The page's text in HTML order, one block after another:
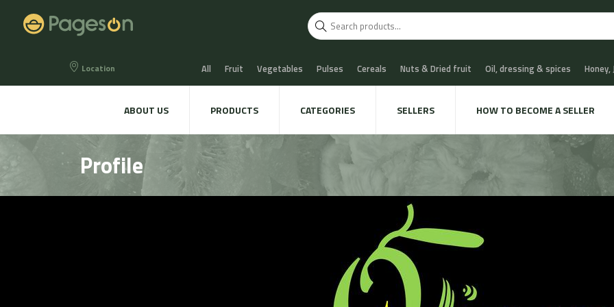
Location All Fruit Vegetables Pulses Cereals Nuts & Dried fruit Oil, dressing & spices
Eggs Bread, Snaks & Biscuits Chocolate & Sweets Milk & Cheese Coffee & Tea Water,
Beers & Liquors Take away
Hygiene & cosmetics Textile & decoration
ABOUT US PRODUCTS CATEGORIES SELLERS HOW TO BECOME A SELLER
Profile